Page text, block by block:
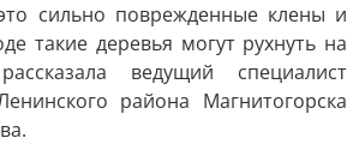
сильно поврежденные клены и
такие деревья могут рухнуть на
ведущий специалист
района Магнитогорска